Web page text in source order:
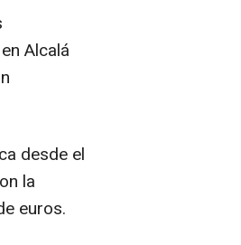
Alcalá
desde el
la
euros.